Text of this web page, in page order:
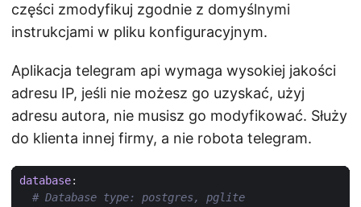
części zmodyfikuj zgodnie z domyślnymi
instrukcjami w pliku konfiguracyjnym.
Aplikacja telegram api wymaga wysokiej jakości
adresu IP, jeśli nie możesz go uzyskać, użyj
adresu autora, nie musisz go modyfikować. Służy
do klienta innej firmy, a nie robota telegram.
database:
# Database type: postgres, pglite